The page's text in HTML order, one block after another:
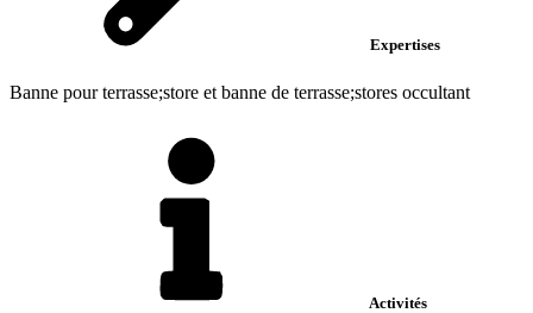
Expertises
Banne pour terrasse;store et banne de terrasse;stores occultant
Activités